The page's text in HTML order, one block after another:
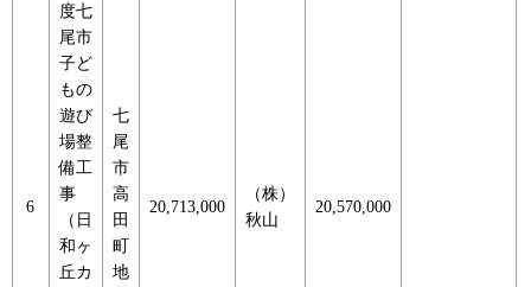
6
度七
尾市
子ど
もの
遊び
場整
備工
事
（日
和ヶ
丘カ
七
尾
市
高
田
町
地
20,713,000
（株）
秋山
20,570,000